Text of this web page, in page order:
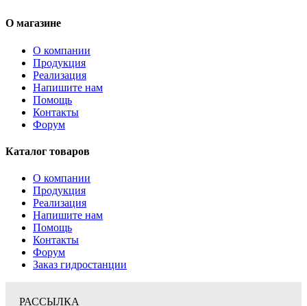
О магазине
О компании
Продукция
Реализация
Напишите нам
Помощь
Контакты
Форум
Каталог товаров
О компании
Продукция
Реализация
Напишите нам
Помощь
Контакты
Форум
Заказ гидростанции
РАССЫЛКА